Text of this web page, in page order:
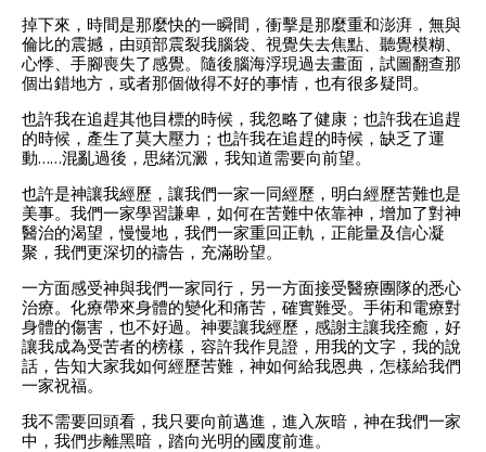
掉下來，時間是那麼快的一瞬間，衝擊是那麼重和澎湃，無與
倫比的震撼，由頭部震裂我腦袋、視覺失去焦點、聽覺模糊、
心悸、手腳喪失了感覺。隨後腦海浮現過去畫面，試圖翻查那
個出錯地方，或者那個做得不好的事情，也有很多疑問。
也許我在追趕其他目標的時候，我忽略了健康；也許我在追趕
的時候，產生了莫大壓力；也許我在追趕的時候，缺乏了運
動……混亂過後，思緒沉澱，我知道需要向前望。
也許是神讓我經歷，讓我們一家一同經歷，明白經歷苦難也是
美事。我們一家學習謙卑，如何在苦難中依靠神，增加了對神
醫治的渴望，慢慢地，我們一家重回正軌，正能量及信心凝
聚，我們更深切的禱告，充滿盼望。
一方面感受神與我們一家同行，另一方面接受醫療團隊的悉心
治療。化療帶來身體的變化和痛苦，確實難受。手術和電療對
身體的傷害，也不好過。神要讓我經歷，感謝主讓我痊癒，好
讓我成為受苦者的榜樣，容許我作見證，用我的文字，我的說
話，告知大家我如何經歷苦難，神如何給我恩典，怎樣給我們
一家祝福。
我不需要回頭看，我只要向前邁進，進入灰暗，神在我們一家
中，我們步離黑暗，踏向光明的國度前進。